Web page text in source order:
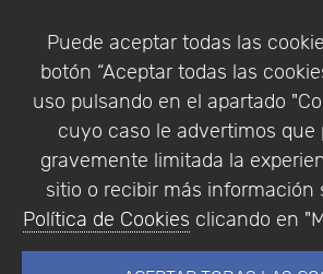
Puede aceptar todas las
botón “Aceptar todas las
uso pulsando en el apartado
cuyo caso le advertimos que
gravemente limitada la
sitio o recibir más información
Política de Cookies clicando en
Empresa|Aviso Legal| Política
Política de Cookies
© Copyright 1994 - 2026.
Científico, S.L.